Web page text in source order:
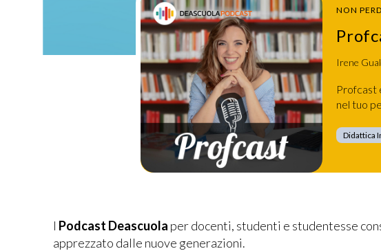
NON
Irene
Profcast
nel tuo
Didattica
I Podcast Deascuola per docenti, studenti e studentesse
apprezzato dalle nuove generazioni.